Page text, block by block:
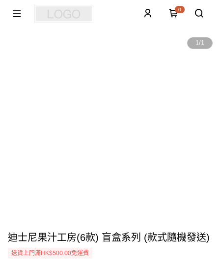
0
1/1
迪士尼果汁工房(6款) 盲盒系列 (款式隨機發送)
送貨上門滿HK$500.00免運費